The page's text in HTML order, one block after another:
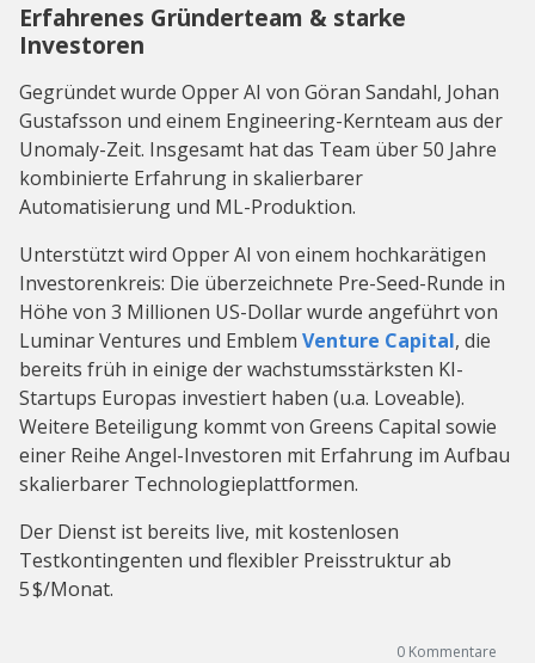
Erfahrenes Gründerteam & starke
Investoren
Gegründet wurde Opper AI von Göran Sandahl, Johan
Gustafsson und einem Engineering-Kernteam aus der
Unomaly-Zeit. Insgesamt hat das Team über 50 Jahre
kombinierte Erfahrung in skalierbarer
Automatisierung und ML-Produktion.
Unterstützt wird Opper AI von einem hochkarätigen
Investorenkreis: Die überzeichnete Pre-Seed-Runde in
Höhe von 3 Millionen US-Dollar wurde angeführt von
Luminar Ventures und Emblem Venture Capital, die
bereits früh in einige der wachstumsstärksten KI-
Startups Europas investiert haben (u.a. Loveable).
Weitere Beteiligung kommt von Greens Capital sowie
einer Reihe Angel-Investoren mit Erfahrung im Aufbau
skalierbarer Technologieplattformen.
Der Dienst ist bereits live, mit kostenlosen
Testkontingenten und flexibler Preisstruktur ab
5 $/Monat.
0 Kommentare